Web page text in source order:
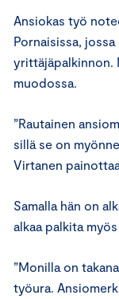
Ansiokas työ
Pornaisissa,
yrittäjäpalkinnon.
muodossa.
”Rautainen
sillä se on
Virtanen
Samalla hän on
alkaa palkita
”Monilla on
työura.